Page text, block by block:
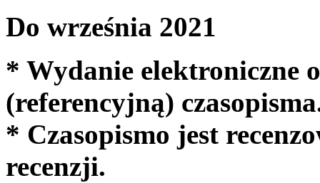
Do września 2021
* Wydanie elektroniczne
(referencyjną)
* Czasopismo jest
recenzji.